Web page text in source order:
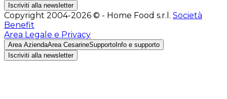
Iscriviti alla newsletter
Copyright 2004-2026 © - Home Food s.r.l. Società
Benefit
Area Legale e Privacy
Area AziendaArea CesarineSupporto Info e supporto
Iscriviti alla newsletter